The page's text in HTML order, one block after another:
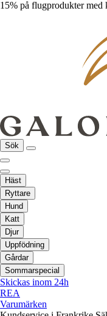
15% på flugprodukter med
Sök
Häst
Ryttare
Hund
Katt
Djur
Uppfödning
Gårdar
Sommarspecial
Skickas inom 24h
REA
Varumärken